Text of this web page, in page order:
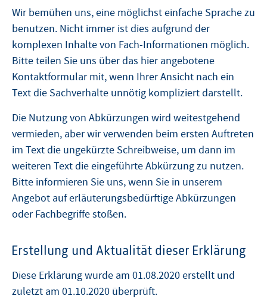
Wir bemühen uns, eine möglichst einfache Sprache zu
benutzen. Nicht immer ist dies aufgrund der
komplexen Inhalte von Fach-Informationen möglich.
Bitte teilen Sie uns über das hier angebotene
Kontaktformular mit, wenn Ihrer Ansicht nach ein
Text die Sachverhalte unnötig kompliziert darstellt.
Die Nutzung von Abkürzungen wird weitestgehend
vermieden, aber wir verwenden beim ersten Auftreten
im Text die ungekürzte Schreibweise, um dann im
weiteren Text die eingeführte Abkürzung zu nutzen.
Bitte informieren Sie uns, wenn Sie in unserem
Angebot auf erläuterungsbedürftige Abkürzungen
oder Fachbegriffe stoßen.
Erstellung und Aktualität dieser Erklärung
Diese Erklärung wurde am 01.08.2020 erstellt und
zuletzt am 01.10.2020 überprüft.